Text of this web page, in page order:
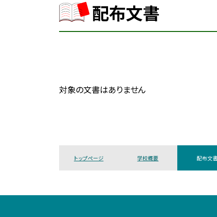
配布文書
対象の文書はありません
トップページ 学校概要 配布文